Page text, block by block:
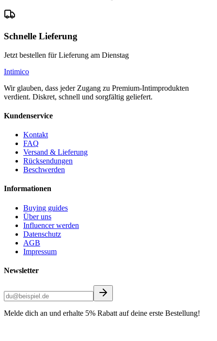
Schnelle Lieferung
Jetzt bestellen für Lieferung am Dienstag
Intimico
Wir glauben, dass jeder Zugang zu Premium-Intimprodukten
verdient. Diskret, schnell und sorgfältig geliefert.
Kundenservice
Kontakt
FAQ
Versand & Lieferung
Rücksendungen
Beschwerden
Informationen
Buying guides
Über uns
Influencer werden
Datenschutz
AGB
Impressum
Newsletter
Melde dich an und erhalte 5% Rabatt auf deine erste Bestellung!